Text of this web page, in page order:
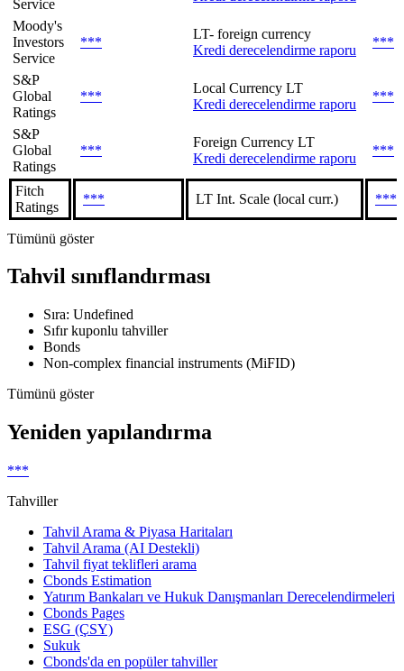
Service
Moody's
Investors
Service
***
LT- foreign currency
Kredi derecelendirme raporu
***
S&P
Global
Ratings
***
Local Currency LT
Kredi derecelendirme raporu
***
S&P
Global
Ratings
***
Foreign Currency LT
Kredi derecelendirme raporu
***
Fitch
Ratings
*** LT Int. Scale (local curr.) ***
Tümünü göster
Tahvil sınıflandırması
Sıra: Undefined
Sıfır kuponlu tahviller
Bonds
Non-complex financial instruments (MiFID)
Tümünü göster
Yeniden yapılandırma
***
Tahviller
Tahvil Arama & Piyasa Haritaları
Tahvil Arama (AI Destekli)
Tahvil fiyat teklifleri arama
Cbonds Estimation
Yatırım Bankaları ve Hukuk Danışmanları Derecelendirmeleri
Cbonds Pages
ESG (ÇSY)
Sukuk
Cbonds'da en popüler tahviller